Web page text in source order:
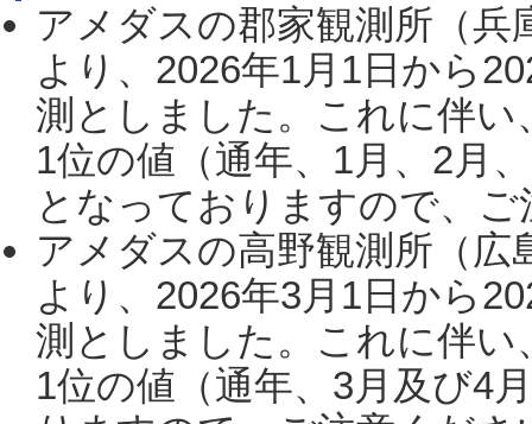
アメダスの郡家観測所（
より、2026年1月1日から
測としました。これに伴い
1位の値（通年、1月、2月
となっておりますので、
アメダスの高野観測所（
より、2026年3月1日から
測としました。これに伴い
1位の値（通年、3月及び4